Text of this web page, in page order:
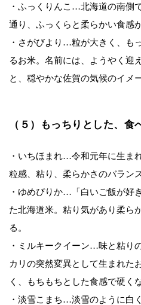
・ふっくりんこ…北海道の南側
通り、ふっくらと柔らかい食感
・さがびより…粒が大きく、も
るお米。名前には、ようやく迎
と、穏やかな佐賀の気候のイメ
（５）もっちりとした、食
・いちほまれ…令和元年に生ま
粒感、粘り、柔らかさのバラン
・ゆめぴりか…「白いご飯が好
た北海道米。粘り気があり柔ら
る。
・ミルキークイーン…味と粘り
カリの突然変異として生まれた
く、もちもちとした食感で硬く
・淡雪こまち…淡雪のように白